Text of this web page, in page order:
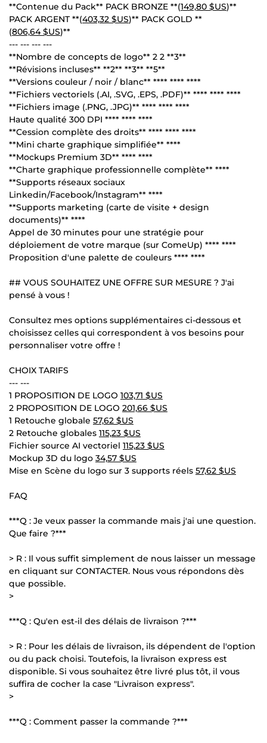
**Contenue du Pack** PACK BRONZE **(149,80 $US)**
PACK ARGENT **(403,32 $US)** PACK GOLD **
(806,64 $US)**
--- --- --- ---
**Nombre de concepts de logo** 2 2 **3**
**Révisions incluses** **2** **3** **5**
**Versions couleur / noir / blanc** **** **** ****
**Fichiers vectoriels (.AI, .SVG, .EPS, .PDF)** **** **** ****
**Fichiers image (.PNG, .JPG)** **** **** ****
Haute qualité 300 DPI **** **** ****
**Cession complète des droits** **** **** ****
**Mini charte graphique simplifiée** ****
**Mockups Premium 3D** **** ****
**Charte graphique professionnelle complète** ****
**Supports réseaux sociaux
Linkedin/Facebook/Instagram** ****
**Supports marketing (carte de visite + design
documents)** ****
Appel de 30 minutes pour une stratégie pour
déploiement de votre marque (sur ComeUp) **** ****
Proposition d'une palette de couleurs **** ****
## VOUS SOUHAITEZ UNE OFFRE SUR MESURE ? J'ai
pensé à vous !
Consultez mes options supplémentaires ci-dessous et
choisissez celles qui correspondent à vos besoins pour
personnaliser votre offre !
CHOIX TARIFS
--- ---
1 PROPOSITION DE LOGO 103,71 $US
2 PROPOSITION DE LOGO 201,66 $US
1 Retouche globale 57,62 $US
2 Retouche globales 115,23 $US
Fichier source AI vectoriel 115,23 $US
Mockup 3D du logo 34,57 $US
Mise en Scène du logo sur 3 supports réels 57,62 $US
FAQ
***Q : Je veux passer la commande mais j'ai une question.
Que faire ?***
> R : Il vous suffit simplement de nous laisser un message
en cliquant sur CONTACTER. Nous vous répondons dès
que possible.
>
***Q : Qu'en est-il des délais de livraison ?***
> R : Pour les délais de livraison, ils dépendent de l'option
ou du pack choisi. Toutefois, la livraison express est
disponible. Si vous souhaitez être livré plus tôt, il vous
suffira de cocher la case "Livraison express".
>
***Q : Comment passer la commande ?***